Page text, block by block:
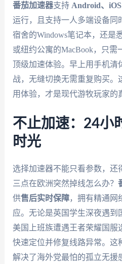
番茄加速器支持 Android、
运行，且支持一人多端设备同
宿舍的Windows笔记本，还是
或纽约公寓的MacBook，只需
顶级加速体验。早上用手机清
战，无缝切换无需重复购买。
用体验，才是现代游牧玩家的
不止加速：24小
时光
选择加速器不能只看参数，还
三点在欧洲突然掉线怎么办？
供售后实时保障，拥有精通网
应。无论是英国学生深夜遇到
美国上班族遭遇王者荣耀国服
快速定位并修复线路异常。这
解决了海外党最怕的孤立无援